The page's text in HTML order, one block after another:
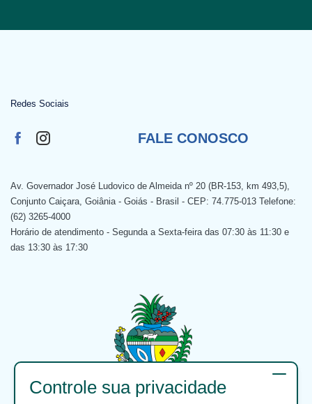
Redes Sociais
FALE CONOSCO
Av. Governador José Ludovico de Almeida nº 20 (BR-153, km 493,5),
Conjunto Caiçara, Goiânia - Goiás - Brasil - CEP: 74.775-013 Telefone:
(62) 3265-4000
Horário de atendimento - Segunda a Sexta-feira das 07:30 às 11:30 e
das 13:30 às 17:30
Controle sua privacidade